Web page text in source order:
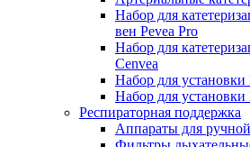
Набор для
вен Pevea Pro
Набор для
Cenvea
Набор для
Набор для установки
Респираторная поддержка
Аппараты для